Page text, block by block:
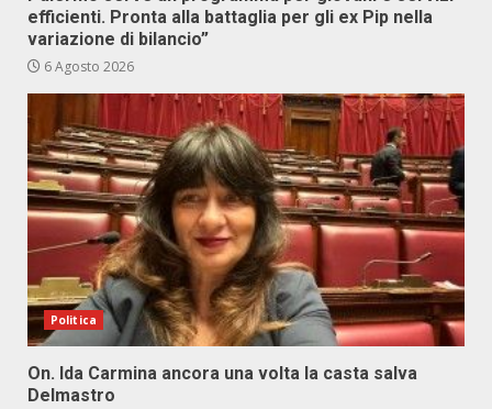
efficienti. Pronta alla battaglia per gli ex Pip nella
variazione di bilancio”
6 Agosto 2026
Politica
On. Ida Carmina ancora una volta la casta salva
Delmastro